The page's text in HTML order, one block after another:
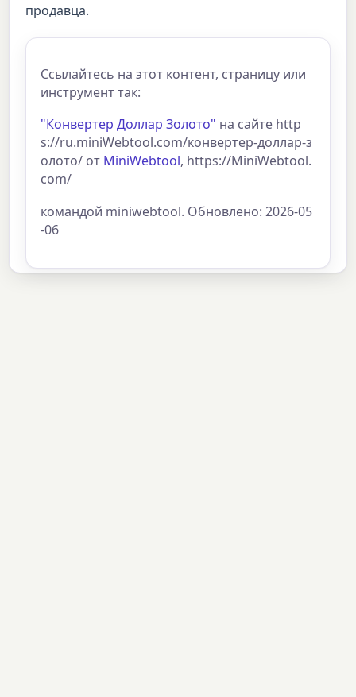
продавца.
Ссылайтесь на этот контент, страницу или
инструмент так:
"Конвертер Доллар Золото" на сайте http
s://ru.miniWebtool.com/конвертер-доллар-з
олото/ от MiniWebtool, https://MiniWebtool.
com/
командой miniwebtool. Обновлено: 2026-05
-06